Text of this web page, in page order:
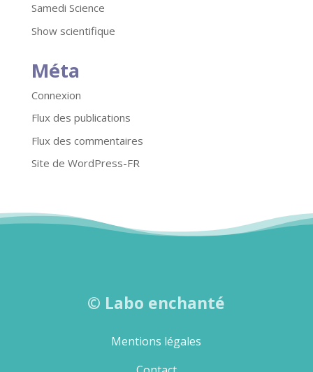
Samedi Science
Show scientifique
Méta
Connexion
Flux des publications
Flux des commentaires
Site de WordPress-FR
© Labo enchanté
Mentions légales